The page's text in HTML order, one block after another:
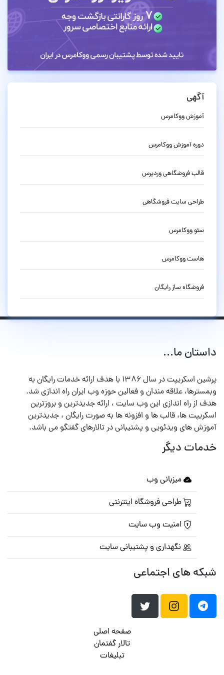
آگهی
آموزش ووکامرس
دوره آموزش ووکامرس
قالب فروشگاهی وردپرس
طراحی سایت فروشگاهی
سئو ووکامرس
هاست ووکامرس
فروشگاه ساز رایگان
داستان ما...
پرشین اسکریپت در سال ۱۳۸۶ با هدف ارائه خدمات رایگان به
وبمسترها، علاقه مندان و فعالین حوزه وب ایران راه اندازی شد.
هدف از راه اندازی این وب سایت ، ارائه جدیدترین و بروزترین
اسکریپت ها، قالب ها و افزونه ها به صورت رایگان ، جدیدترین
آموزش های ویدئویی و پشتیبانی در تالارهای گفتگو می باشد.
خدمات دیگر
میزبانی وب
طراحی فروشگاه اینترنتی
امنیت وب سایت
نگهداری و پشتیبانی سایت
شبکه های اجتماعی
صفحه اصلی
تالار گفتمان
تبلیغات